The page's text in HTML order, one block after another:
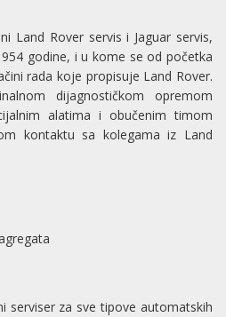
Land Rover servis i Jaguar servis,
godine, i u kome se od početka
rada koje propisuje Land Rover.
dijagnostičkom opremom
alatima i obučenim timom
kontaktu sa kolegama iz Land
serviser za sve tipove automatskih